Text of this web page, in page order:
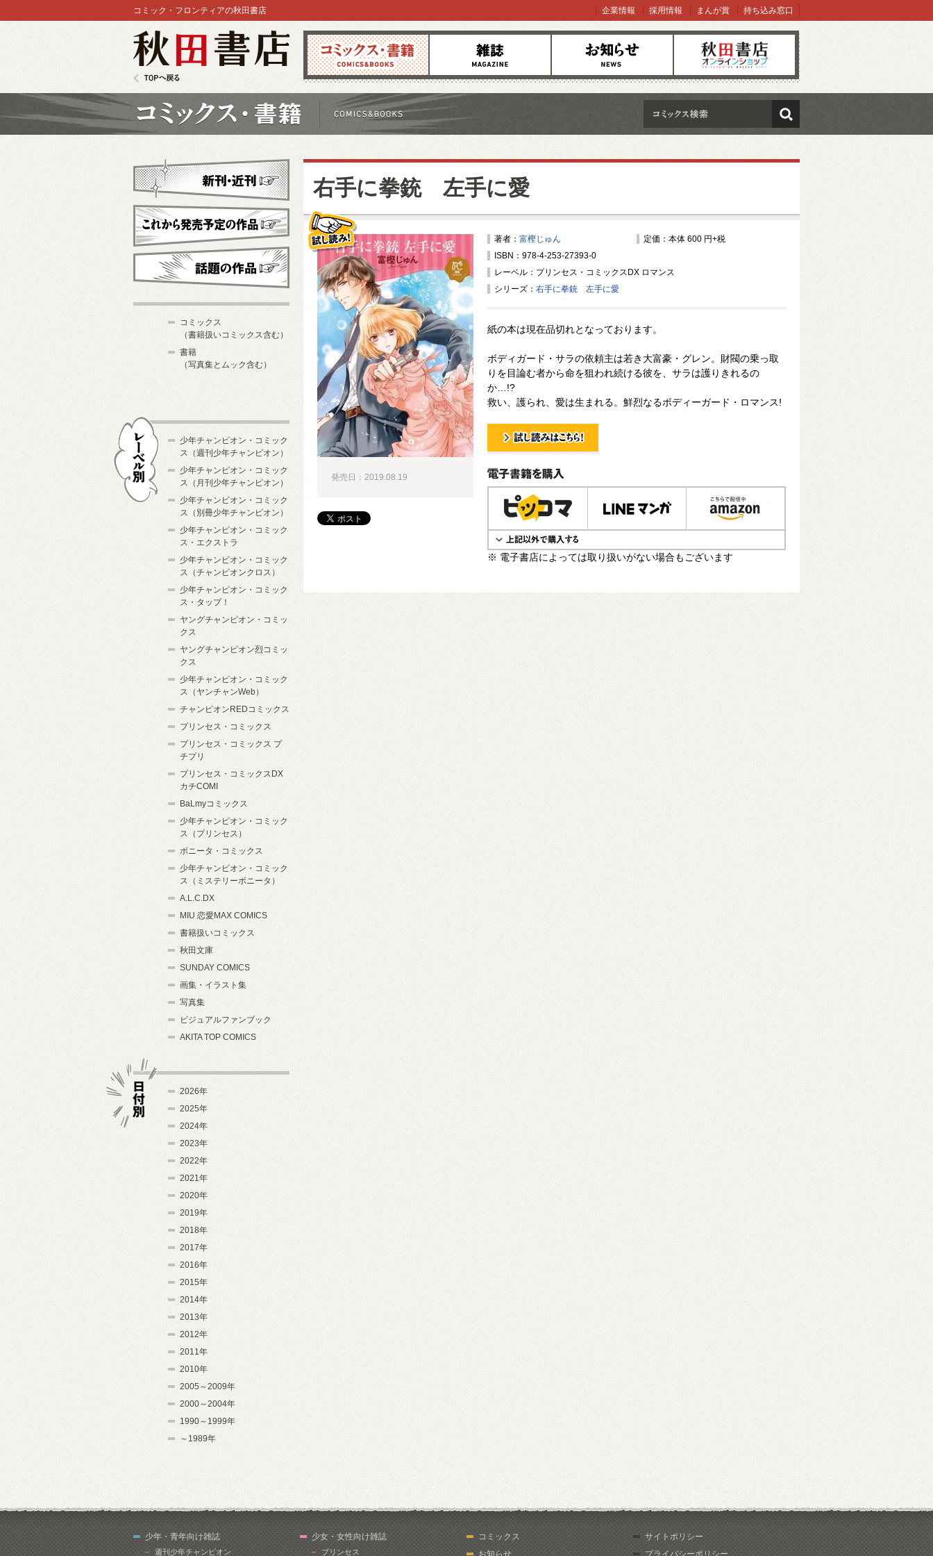
コミックス 雑誌 お知らせ オンラインショップ
コミック・フロンティアの秋田書店 企業情報 採用情報 まんが賞 持ち込み窓口
検索
右手に拳銃 左手に愛
著者： 富樫じゅん
定価：本体 600 円+税
ISBN：978-4-253-27393-0
レーベル：プリンセス・コミックスDX ロマンス
シリーズ： 右手に拳銃 左手に愛
紙の本は現在品切れとなっております。
ボディガード・サラの依頼主は若き大富豪・グレン。財閥の乗っ取
りを目論む者から命を狙われ続ける彼を、サラは護りきれるの
か…!?
救い、護られ、愛は生まれる。鮮烈なるボディーガード・ロマンス!
試し読み！
電子書籍で購入
※ 電子書店によっては取り扱いがない場合もございます
発売日：2019.08.19
新刊・近刊
これから発売予定
コミックス
（書籍扱いコミックス含む）
書籍
（写真集とムック含む）
少年チャンピオン・コミック
ス（週刊少年チャンピオン）
少年チャンピオン・コミック
ス（月刊少年チャンピオン）
少年チャンピオン・コミック
ス（別冊少年チャンピオン）
少年チャンピオン・コミック
ス・エクストラ
少年チャンピオン・コミック
ス（チャンピオンクロス）
少年チャンピオン・コミック
ス・タップ！
ヤングチャンピオン・コミッ
クス
ヤングチャンピオン烈コミッ
クス
少年チャンピオン・コミック
ス（ヤンチャンWeb）
チャンピオンREDコミックス
プリンセス・コミックス
プリンセス・コミックス プ
チプリ
プリンセス・コミックスDX
カチCOMI
BaLmyコミックス
少年チャンピオン・コミック
ス（プリンセス）
ボニータ・コミックス
少年チャンピオン・コミック
ス（ミステリーボニータ）
A.L.C.DX
MIU 恋愛MAX COMICS
書籍扱いコミックス
秋田文庫
SUNDAY COMICS
画集・イラスト集
写真集
ビジュアルファンブック
AKITA TOP COMICS
2026年
2025年
2024年
2023年
2022年
2021年
2020年
2019年
2018年
2017年
2016年
2015年
2014年
2013年
2012年
2011年
2010年
2005～2009年
2000～2004年
1990～1999年
～1989年
少年・青年向け雑誌
週刊少年チャンピオン
少女・女性向け雑誌
プリンセス
コミックス
お知らせ
サイトポリシー
プライバシーポリシー